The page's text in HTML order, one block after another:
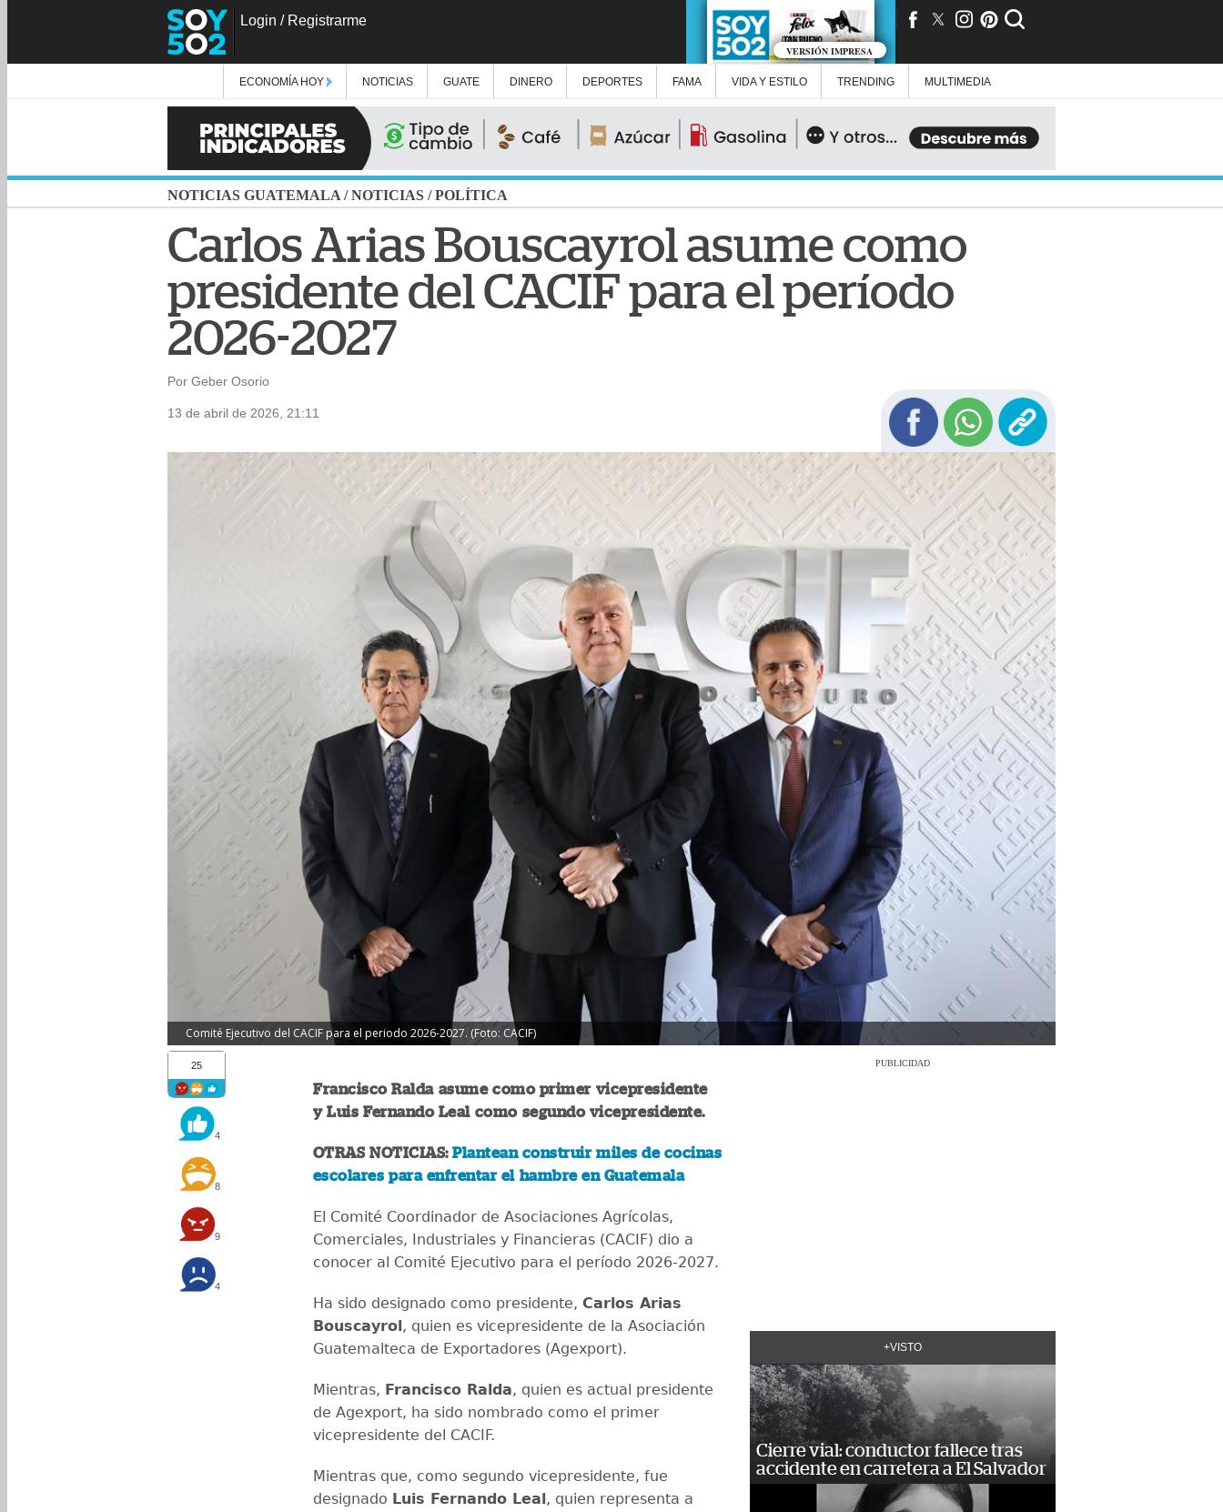
Login / Registrarme
VERSIÓN IMPRESA
ECONOMÍA HOY NOTICIAS GUATE DINERO DEPORTES FAMA VIDA Y ESTILO TRENDING MULTIMEDIA
NOTICIAS GUATEMALA /NOTICIAS /POLÍTICA
Carlos Arias Bouscayrol asume como
presidente del CACIF para el período
2026-2027
Por Geber Osorio
13 de abril de 2026, 21:11
Comité Ejecutivo del CACIF para el periodo 2026-2027. (Foto: CACIF)
25
4
8
9
4
Francisco Ralda asume como primer vicepresidente
y Luis Fernando Leal como segundo vicepresidente.
OTRAS NOTICIAS:Plantean construir miles de cocinas
escolares para enfrentar el hambre en Guatemala
El Comité Coordinador de Asociaciones Agrícolas,
Comerciales, Industriales y Financieras (CACIF) dio a
conocer al Comité Ejecutivo para el período 2026-2027.
Ha sido designado como presidente, Carlos Arias
Bouscayrol, quien es vicepresidente de la Asociación
Guatemalteca de Exportadores (Agexport).
Mientras, Francisco Ralda, quien es actual presidente
de Agexport, ha sido nombrado como el primer
vicepresidente del CACIF.
Mientras que, como segundo vicepresidente, fue
designado Luis Fernando Leal, quien representa a
PUBLICIDAD
+VISTO
Cierre vial: conductor fallece tras
accidente en carretera a El Salvador